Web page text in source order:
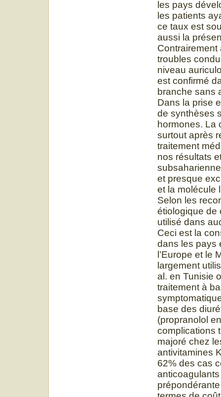
les pays
les patients
ce taux est
aussi la
troubles
niveau
est confirmé
branche sans
Dans la prise
de synthèses
hormones. La
surtout après
traitement
nos résultats
et presque
et la molécule
Selon les
étiologique de
utilisé dans
Ceci est la
dans les pays
l’Europe et le
largement
al. en Tunisie
traitement à
base des
(propranolol
complications
majoré chez
antivitamines
62% des cas